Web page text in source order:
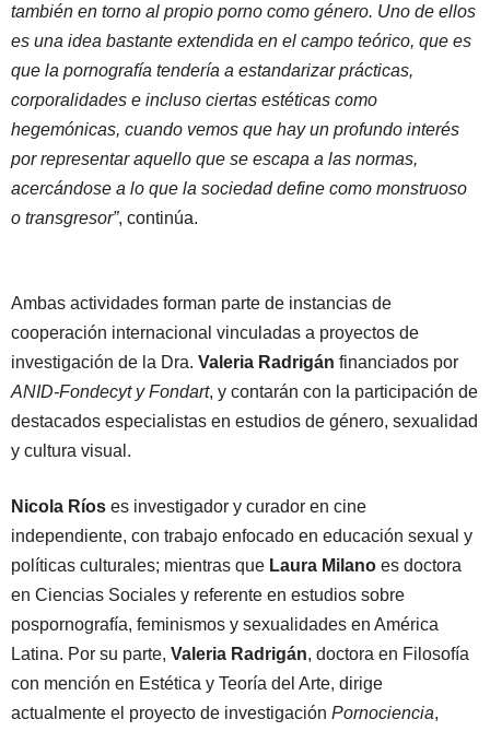
también en torno al propio porno como género. Uno de ellos
es una idea bastante extendida en el campo teórico, que es
que la pornografía tendería a estandarizar prácticas,
corporalidades e incluso ciertas estéticas como
hegemónicas, cuando vemos que hay un profundo interés
por representar aquello que se escapa a las normas,
acercándose a lo que la sociedad define como monstruoso
o transgresor”, continúa.
Ambas actividades forman parte de instancias de
cooperación internacional vinculadas a proyectos de
investigación de la Dra. Valeria Radrigán financiados por
ANID-Fondecyt y Fondart, y contarán con la participación de
destacados especialistas en estudios de género, sexualidad
y cultura visual.
Nicola Ríos es investigador y curador en cine
independiente, con trabajo enfocado en educación sexual y
políticas culturales; mientras que Laura Milano es doctora
en Ciencias Sociales y referente en estudios sobre
pospornografía, feminismos y sexualidades en América
Latina. Por su parte, Valeria Radrigán, doctora en Filosofía
con mención en Estética y Teoría del Arte, dirige
actualmente el proyecto de investigación Pornociencia,